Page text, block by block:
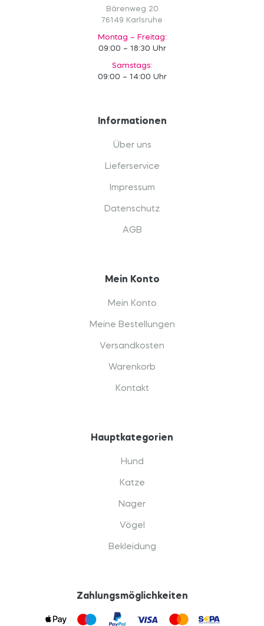
Bärenweg 20
76149 Karlsruhe
Montag – Freitag:
09:00 – 18:30 Uhr
Samstags:
09:00 – 14:00 Uhr
Informationen
Über uns
Lieferservice
Impressum
Datenschutz
AGB
Mein Konto
Mein Konto
Meine Bestellungen
Versandkosten
Warenkorb
Kontakt
Hauptkategorien
Hund
Katze
Nager
Vögel
Bekleidung
Zahlungsmöglichkeiten